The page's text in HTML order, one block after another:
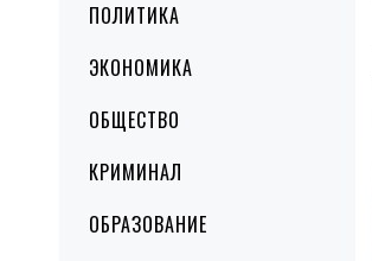
MenuПОЛИТИКА
ЭКОНОМИКА
ОБЩЕСТВО
КРИМИНАЛ
ОБРАЗОВАНИЕ